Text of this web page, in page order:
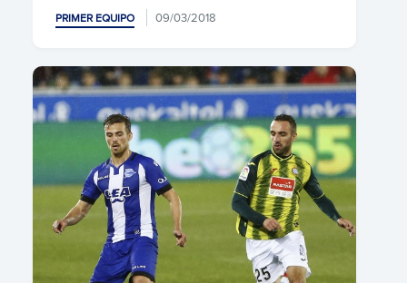
PRIMER EQUIPO 09/03/2018